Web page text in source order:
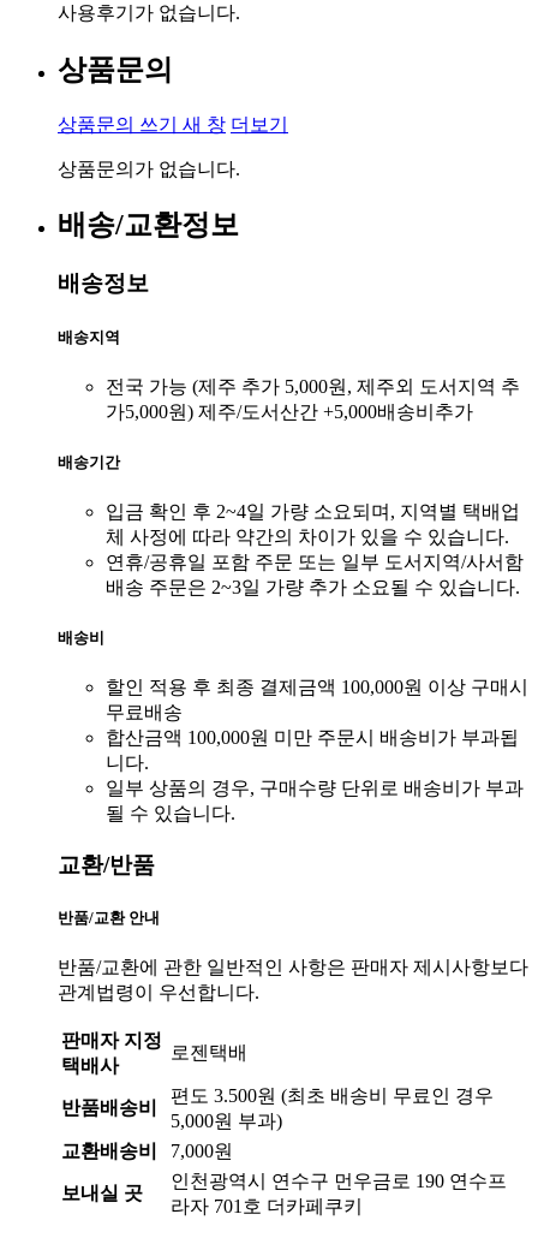
사용후기가 없습니다.
상품문의
상품문의 쓰기 새 창 더보기
상품문의가 없습니다.
배송/교환정보
배송정보
배송지역
전국 가능 (제주 추가 5,000원, 제주외 도서지역 추
가5,000원) 제주/도서산간 +5,000배송비추가
배송기간
입금 확인 후 2~4일 가량 소요되며, 지역별 택배업
체 사정에 따라 약간의 차이가 있을 수 있습니다.
연휴/공휴일 포함 주문 또는 일부 도서지역/사서함
배송 주문은 2~3일 가량 추가 소요될 수 있습니다.
배송비
할인 적용 후 최종 결제금액 100,000원 이상 구매시
무료배송
합산금액 100,000원 미만 주문시 배송비가 부과됩
니다.
일부 상품의 경우, 구매수량 단위로 배송비가 부과
될 수 있습니다.
교환/반품
반품/교환 안내
반품/교환에 관한 일반적인 사항은 판매자 제시사항보다
관계법령이 우선합니다.
판매자 지정
택배사
로젠택배
반품배송비
편도 3.500원 (최초 배송비 무료인 경우
5,000원 부과)
교환배송비
7,000원
보내실 곳
인천광역시 연수구 먼우금로 190 연수프
라자 701호 더카페쿠키